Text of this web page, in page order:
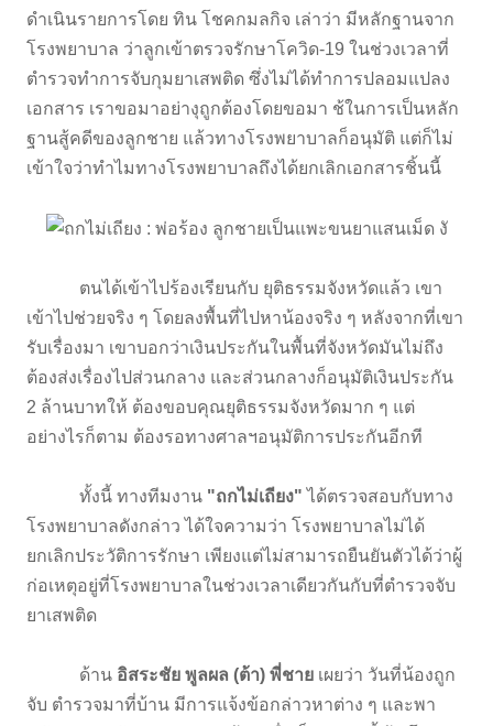
ดำเนินรายการโดย ทิน โชคกมลกิจ เล่าว่า มีหลักฐานจาก
โรงพยาบาล ว่าลูกเข้าตรวจรักษาโควิด-19 ในช่วงเวลาที่
ตำรวจทำการจับกุมยาเสพติด ซึ่งไม่ได้ทำการปลอมแปลง
เอกสาร เราขอมาอย่างุถูกต้องโดยขอมา ช้ในการเป็นหลัก
ฐานสู้คดีของลูกชาย แล้วทางโรงพยาบาลก็อนุมัติ แต่ก็ไม่
เข้าใจว่าทำไมทางโรงพยาบาลถึงได้ยกเลิกเอกสารชิ้นนี้
ตนได้เข้าไปร้องเรียนกับ ยุติธรรมจังหวัดแล้ว เขา
เข้าไปช่วยจริง ๆ โดยลงพื้นที่ไปหาน้องจริง ๆ หลังจากที่เขา
รับเรื่องมา เขาบอกว่าเงินประกันในพื้นที่จังหวัดมันไม่ถึง
ต้องส่งเรื่องไปส่วนกลาง และส่วนกลางก็อนุมัติเงินประกัน
2 ล้านบาทให้ ต้องขอบคุณยุติธรรมจังหวัดมาก ๆ แต่
อย่างไรก็ตาม ต้องรอทางศาลฯอนุมัติการประกันอีกที
ทั้งนี้ ทางทีมงาน "ถกไม่เถียง"ได้ตรวจสอบกับทาง
โรงพยาบาลดังกล่าว ได้ใจความว่า โรงพยาบาลไม่ได้
ยกเลิกประวัติการรักษา เพียงแต่ไม่สามารถยืนยันตัวได้ว่าผู้
ก่อเหตุอยู่ที่โรงพยาบาลในช่วงเวลาเดียวกันกับที่ตำรวจจับ
ยาเสพติด
ด้าน อิสระชัย พูลผล (ต้า) พี่ชาย เผยว่า วันที่น้องถูก
จับ ตำรวจมาที่บ้าน มีการแจ้งข้อกล่าวหาต่าง ๆ และพา